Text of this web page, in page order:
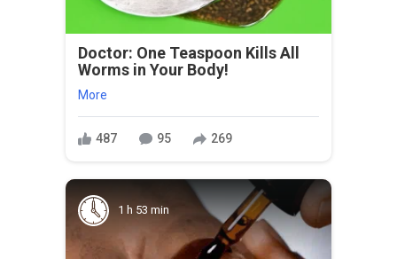
Doctor: One Teaspoon Kills All
Worms in Your Body!
More
487 95 269
1 h 53 min